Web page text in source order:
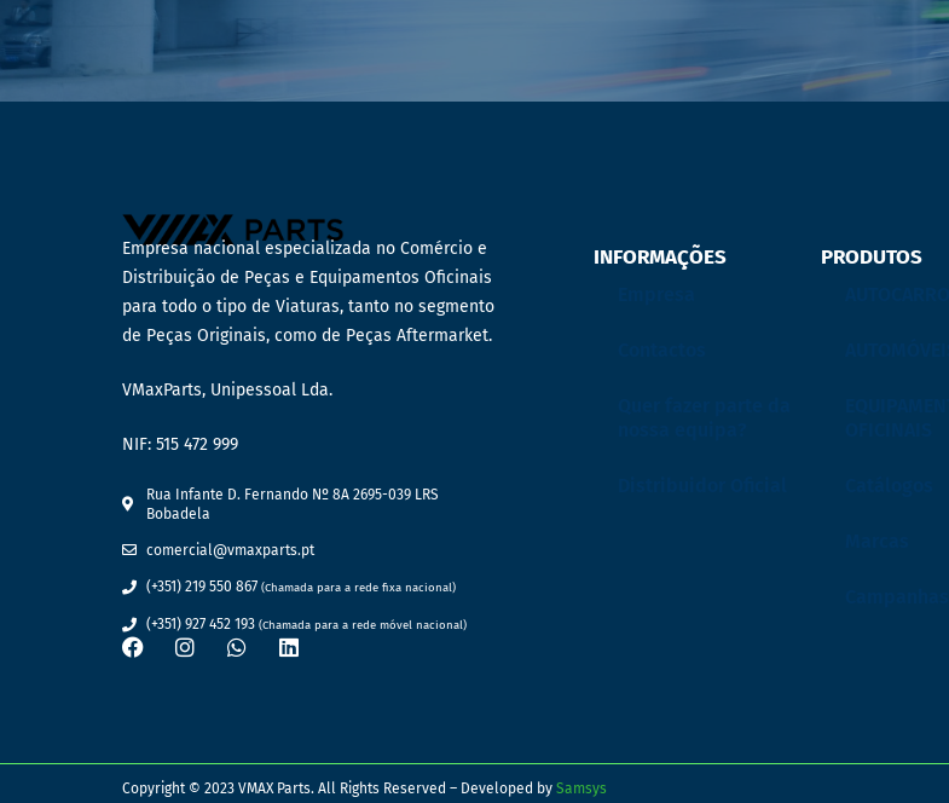
Empresa nacional especializada no Comércio e
Distribuição de Peças e Equipamentos Oficinais
para todo o tipo de Viaturas, tanto no segmento
de Peças Originais, como de Peças Aftermarket.
VMaxParts, Unipessoal Lda.
NIF: 515 472 999
Rua Infante D. Fernando Nº 8A 2695-039 LRS
Bobadela
comercial@vmaxparts.pt
(+351) 219 550 867 (Chamada para a rede fixa nacional)
(+351) 927 452 193 (Chamada para a rede móvel nacional)
INFORMAÇÕES PRODUTOS
Copyright © 2023 VMAX Parts. All Rights Reserved – Developed by Samsys